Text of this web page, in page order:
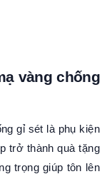
vàng chống
gỉ sét là phụ kiện
trở thành quà tặng
trọng giúp tôn lên